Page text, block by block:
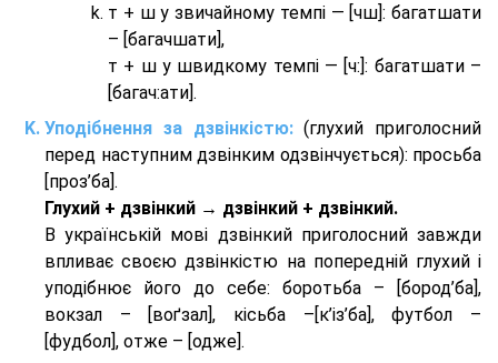
т + ш у звичайному темпі — [чш]: багатшати
– [багачшати],
т + ш у швидкому темпі — [ч:]: багатшати –
[багач:ати].
Уподібнення за дзвінкістю:(глухий приголосний
перед наступним дзвінким одзвінчується): просьба
[проз’ба].
Глухий + дзвінкий → дзвінкий + дзвінкий.
В українській мові дзвінкий приголосний завжди
впливає своєю дзвінкістю на попередній глухий і
уподібнює його до себе: боротьба – [бород’ба],
вокзал – [воґзал], кісьба –[к’із’ба], футбол –
[фудбол], отже – [одже].